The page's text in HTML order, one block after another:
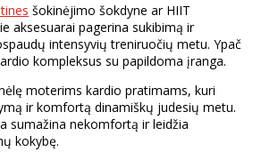
šokinėjimo šokdyne ar HIIT
aksesuarai pagerina sukibimą ir
intensyvių treniruočių metu. Ypač
kompleksus su papildoma įranga.
moterims kardio pratimams, kuri
ir komfortą dinamiškų judesių metu.
sumažina nekomfortą ir leidžia
kokybę.